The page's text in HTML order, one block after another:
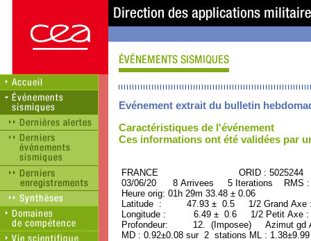
Evénement extrait du bulletin
Caractéristiques de l'événement
Ces informations ont été validées par
FRANCE ORID : 5025244
03/06/20 8 Arrivees 5 Iterations RMS
Heure orig: 01h 29m 33.48 ± 0.06
Latitude : 47.93 ± 0.5 1/2 Grand
Longitude : 6.49 ± 0.6 1/2 Petit Axe
Profondeur: 12. (Imposee) Azimut gd
MD : 0.92±0.08 sur 2 stations ML :